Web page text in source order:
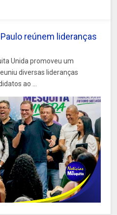
reúnem lideranças
Unida promoveu um
diversas lideranças
ao ...